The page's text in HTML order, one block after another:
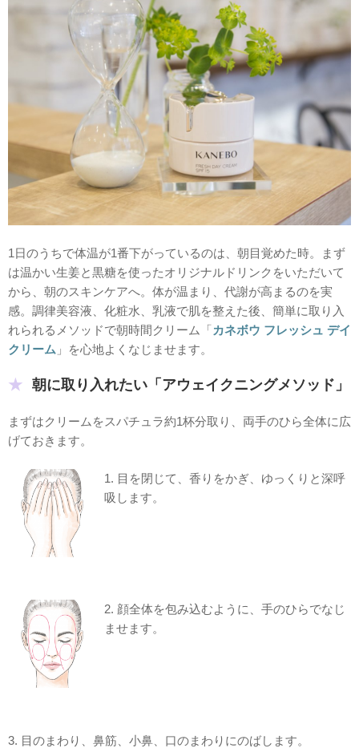
1日のうちで体温が1番下がっているのは、朝目覚めた時。まず
は温かい生姜と黒糖を使ったオリジナルドリンクをいただいて
から、朝のスキンケアへ。体が温まり、代謝が高まるのを実
感。調律美容液、化粧水、乳液で肌を整えた後、簡単に取り入
れられるメソッドで朝時間クリーム「カネボウ フレッシュ デイ
クリーム 」を心地よくなじませます。
朝に取り入れたい「アウェイクニングメソッド」
まずはクリームをスパチュラ約1杯分取り、両手のひら全体に広
げておきます。
1. 目を閉じて、香りをかぎ、ゆっくりと深呼
吸します。
2. 顔全体を包み込むように、手のひらでなじ
ませます。
3. 目のまわり、鼻筋、小鼻、口のまわりにのばします。